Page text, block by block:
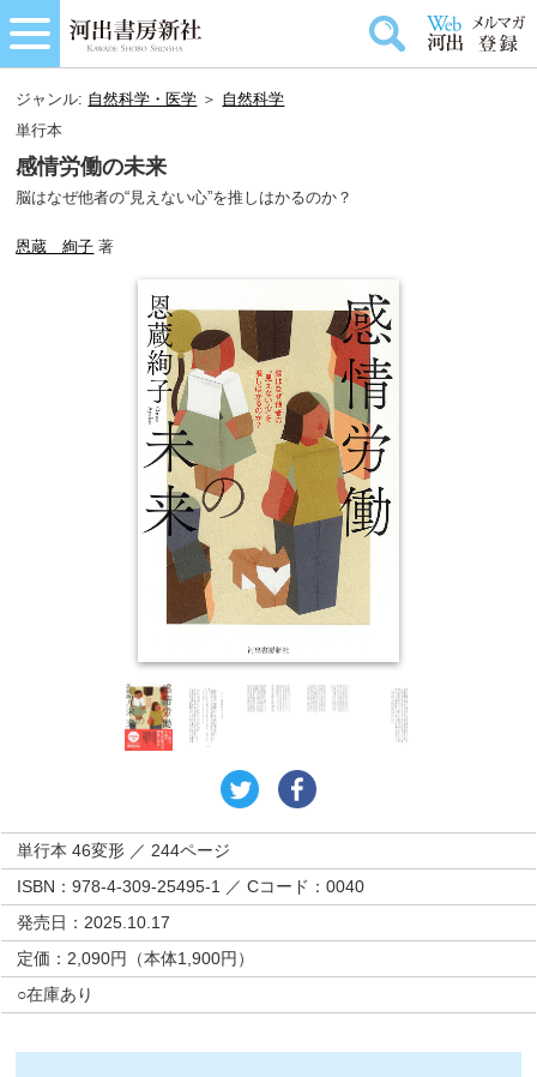
ジャンル: 自然科学・医学 ＞ 自然科学
単行本
感情労働の未来
脳はなぜ他者の“見えない心”を推しはかるのか？
恩蔵 絢子 著
単行本 46変形 ／ 244ページ
ISBN：978-4-309-25495-1 ／ Cコード：0040
発売日：2025.10.17
定価：2,090円（本体1,900円）
○在庫あり